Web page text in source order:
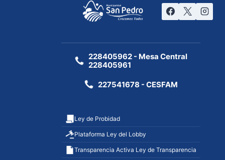
228405962 - Mesa Central
228405961
227541678 - CESFAM
Ley de Probidad
Plataforma Ley del Lobby
Transparencia Activa Ley de Transparencia